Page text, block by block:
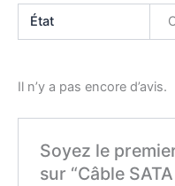
État
Il n’y a pas encore d’avis.
Soyez le
sur “Câble